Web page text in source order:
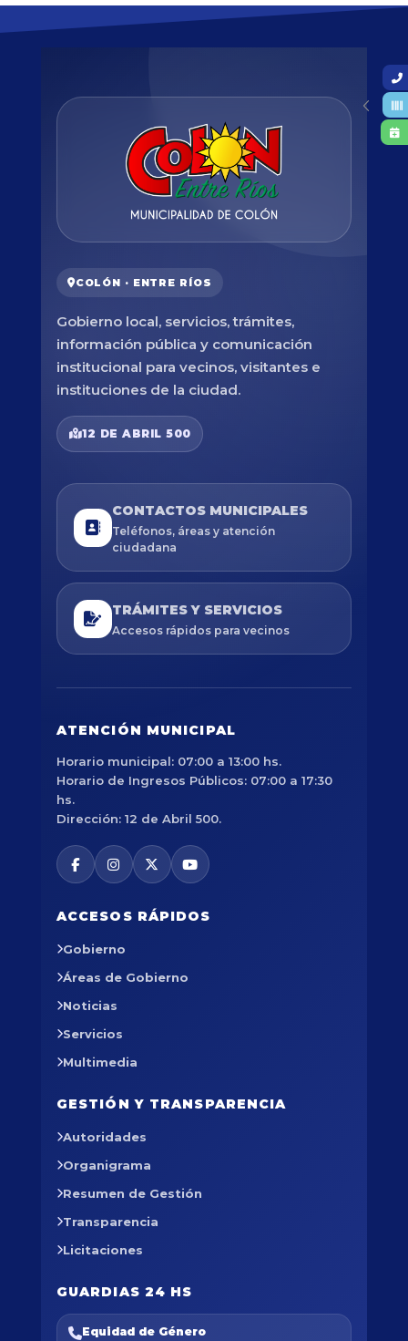
COLÓN · ENTRE RÍOS
Gobierno local, servicios, trámites,
información pública y comunicación
institucional para vecinos, visitantes e
instituciones de la ciudad.
12 DE ABRIL 500
CONTACTOS MUNICIPALES
Teléfonos, áreas y atención
ciudadana
TRÁMITES Y SERVICIOS
Accesos rápidos para vecinos
ATENCIÓN MUNICIPAL
Horario municipal: 07:00 a 13:00 hs.
Horario de Ingresos Públicos: 07:00 a 17:30
hs.
Dirección: 12 de Abril 500.
ACCESOS RÁPIDOS
Gobierno
Áreas de Gobierno
Noticias
Servicios
Multimedia
GESTIÓN Y TRANSPARENCIA
Autoridades
Organigrama
Resumen de Gestión
Transparencia
Licitaciones
GUARDIAS 24 HS
Equidad de Género